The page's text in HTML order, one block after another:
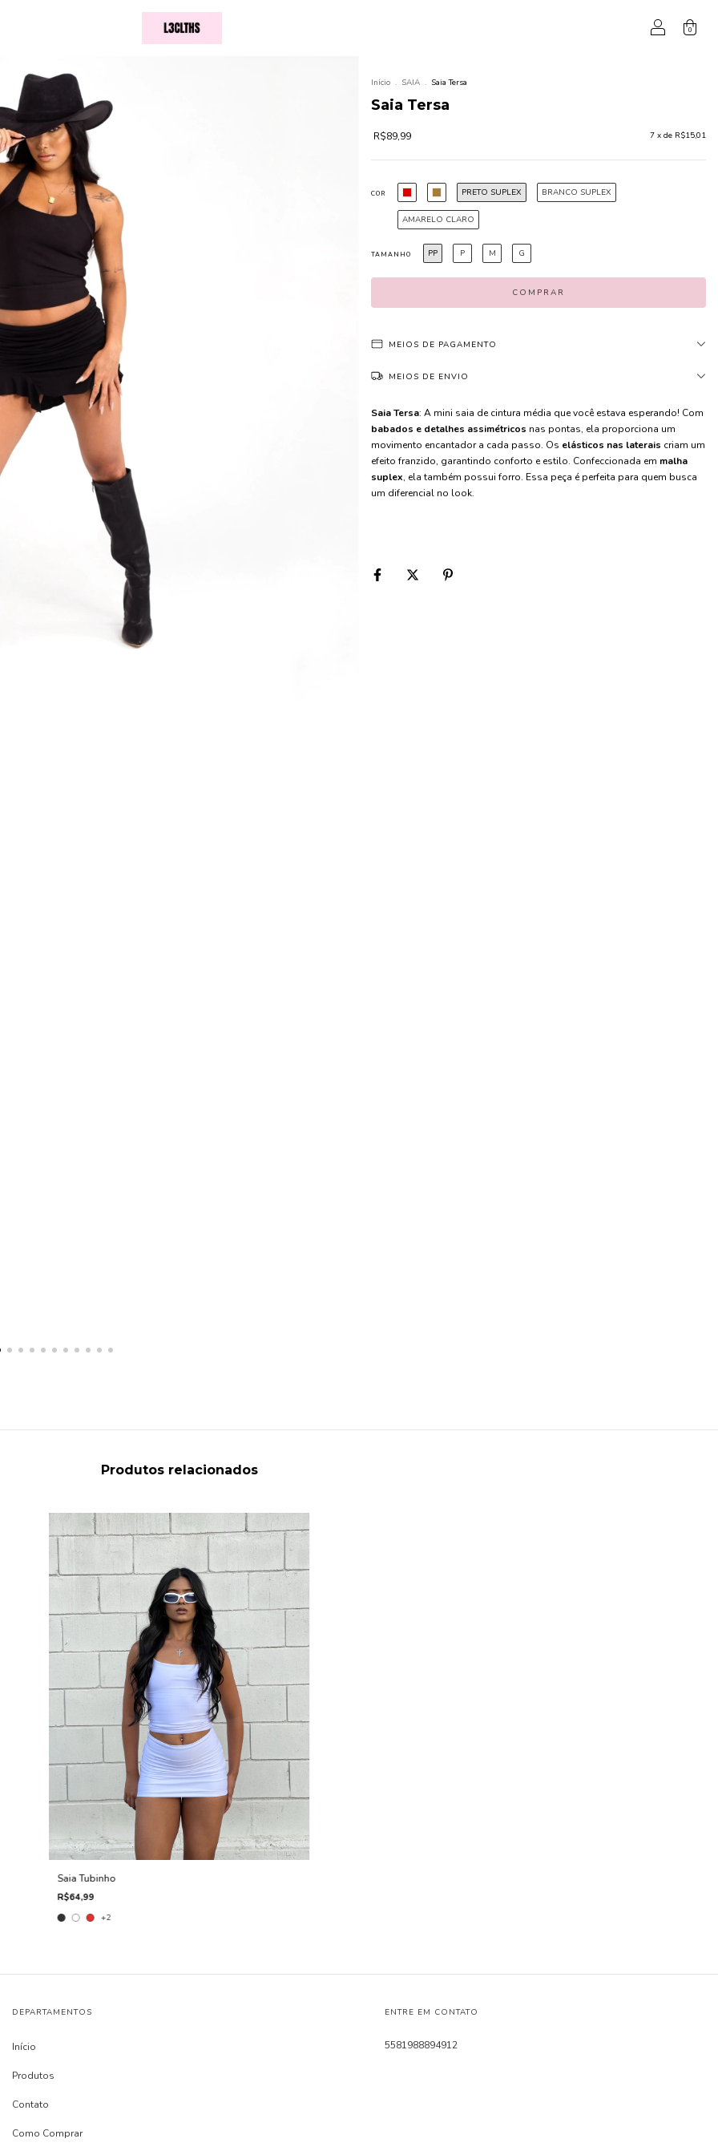
0
Início . SAIA . Saia Tersa
Saia Tersa
R$89,99 7 x de R$15,01
COR PRETO SUPLEX BRANCO SUPLEX
AMARELO CLARO
TAMANHO PP P M G
MEIOS DE PAGAMENTO
MEIOS DE ENVIO
Saia Tersa: A mini saia de cintura média que você estava esperando! Com
babados e detalhes assimétricos nas pontas, ela proporciona um
movimento encantador a cada passo. Os elásticos nas laterais criam um
efeito franzido, garantindo conforto e estilo. Confeccionada em malha
suplex, ela também possui forro. Essa peça é perfeita para quem busca
um diferencial no look.
Produtos relacionados
Saia Tubinho
R$64,99
+2
DEPARTAMENTOS
Início
Produtos
Contato
Como Comprar
ENTRE EM CONTATO
5581988894912